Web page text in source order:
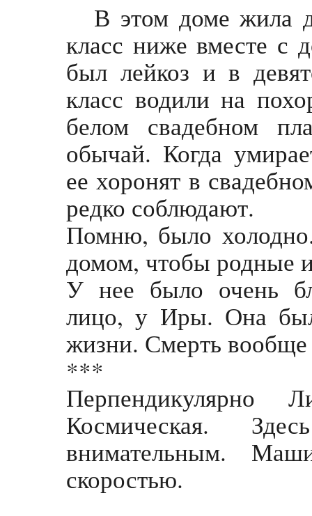
В этом доме жила
класс ниже вместе
был лейкоз и в
класс водили на
белом свадебном
обычай. Когда
ее хоронят в
редко соблюдают.
Помню, было
домом, чтобы родные
У нее было очень
лицо, у Иры. Она
жизни. Смерть вообще
***
Космическая.
внимательным.
скоростью.